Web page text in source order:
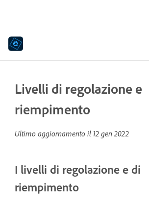
Livelli di regolazione e
riempimento
Ultimo aggiornamento il 12 gen 2022
I livelli di regolazione e di
riempimento